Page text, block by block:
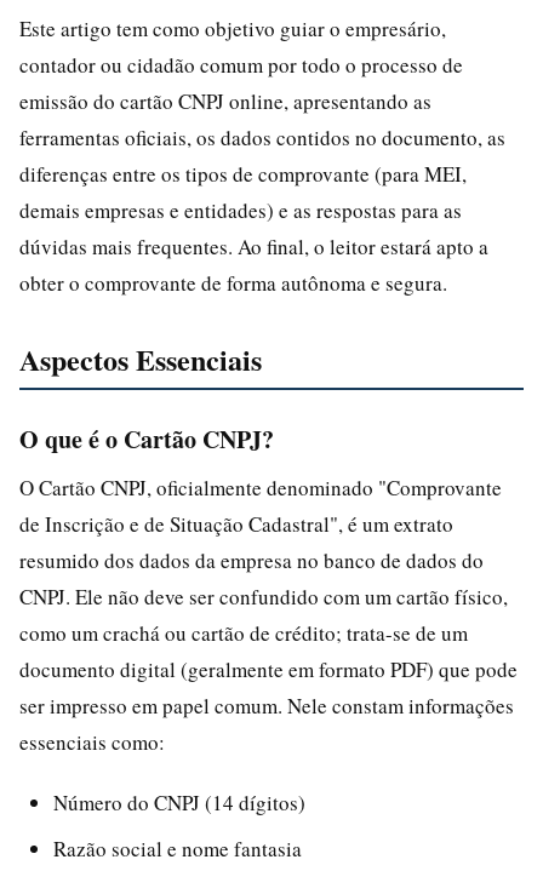
Este artigo tem como objetivo guiar o empresário,
contador ou cidadão comum por todo o processo de
emissão do cartão CNPJ online, apresentando as
ferramentas oficiais, os dados contidos no documento, as
diferenças entre os tipos de comprovante (para MEI,
demais empresas e entidades) e as respostas para as
dúvidas mais frequentes. Ao final, o leitor estará apto a
obter o comprovante de forma autônoma e segura.
Aspectos Essenciais
O que é o Cartão CNPJ?
O Cartão CNPJ, oficialmente denominado "Comprovante
de Inscrição e de Situação Cadastral", é um extrato
resumido dos dados da empresa no banco de dados do
CNPJ. Ele não deve ser confundido com um cartão físico,
como um crachá ou cartão de crédito; trata-se de um
documento digital (geralmente em formato PDF) que pode
ser impresso em papel comum. Nele constam informações
essenciais como:
Número do CNPJ (14 dígitos)
Razão social e nome fantasia